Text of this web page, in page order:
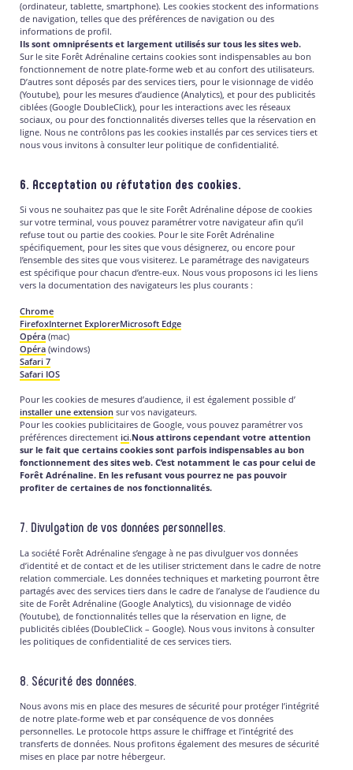
(ordinateur, tablette, smartphone). Les cookies stockent des informations
de navigation, telles que des préférences de navigation ou des
informations de profil.
Ils sont omniprésents et largement utilisés sur tous les sites web.
Sur le site Forêt Adrénaline certains cookies sont indispensables au bon
fonctionnement de notre plate-forme web et au confort des utilisateurs.
D’autres sont déposés par des services tiers, pour le visionnage de vidéo
(Youtube), pour les mesures d’audience (Analytics), et pour des publicités
ciblées (Google DoubleClick), pour les interactions avec les réseaux
sociaux, ou pour des fonctionnalités diverses telles que la réservation en
ligne. Nous ne contrôlons pas les cookies installés par ces services tiers et
nous vous invitons à consulter leur politique de confidentialité.
6. Acceptation ou réfutation des cookies.
Si vous ne souhaitez pas que le site Forêt Adrénaline dépose de cookies
sur votre terminal, vous pouvez paramétrer votre navigateur afin qu’il
refuse tout ou partie des cookies. Pour le site Forêt Adrénaline
spécifiquement, pour les sites que vous désignerez, ou encore pour
l’ensemble des sites que vous visiterez. Le paramétrage des navigateurs
est spécifique pour chacun d’entre-eux. Nous vous proposons ici les liens
vers la documentation des navigateurs les plus courants :
Chrome
FirefoxInternet ExplorerMicrosoft Edge
Opéra (mac)
Opéra (windows)
Safari 7
Safari IOS
Pour les cookies de mesures d’audience, il est également possible d’
installer une extension sur vos navigateurs.
Pour les cookies publicitaires de Google, vous pouvez paramétrer vos
préférences directement ici.Nous attirons cependant votre attention
sur le fait que certains cookies sont parfois indispensables au bon
fonctionnement des sites web. C’est notamment le cas pour celui de
Forêt Adrénaline. En les refusant vous pourrez ne pas pouvoir
profiter de certaines de nos fonctionnalités.
7. Divulgation de vos données personnelles.
La société Forêt Adrénaline s’engage à ne pas divulguer vos données
d’identité et de contact et de les utiliser strictement dans le cadre de notre
relation commerciale. Les données techniques et marketing pourront être
partagés avec des services tiers dans le cadre de l’analyse de l’audience du
site de Forêt Adrénaline (Google Analytics), du visionnage de vidéo
(Youtube), de fonctionnalités telles que la réservation en ligne, de
publicités ciblées (DoubleClick – Google). Nous vous invitons à consulter
les politiques de confidentialité de ces services tiers.
8. Sécurité des données.
Nous avons mis en place des mesures de sécurité pour protéger l’intégrité
de notre plate-forme web et par conséquence de vos données
personnelles. Le protocole https assure le chiffrage et l’intégrité des
transferts de données. Nous profitons également des mesures de sécurité
mises en place par notre hébergeur.